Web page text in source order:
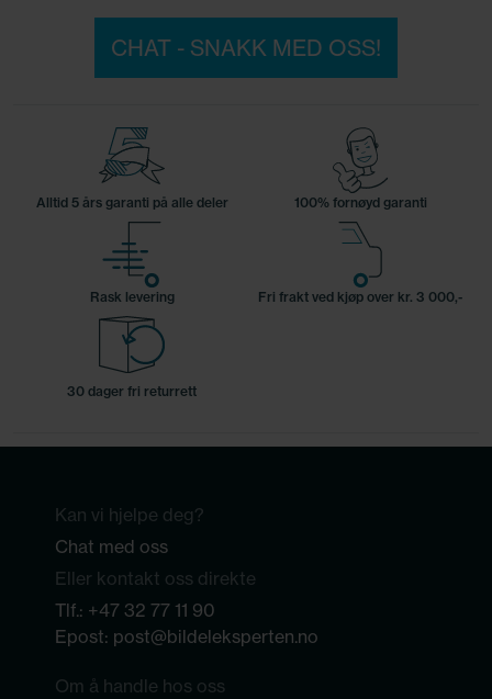
CHAT - SNAKK MED OSS!
Alltid 5 års garanti på alle deler 100% fornøyd garanti
Rask levering Fri frakt ved kjøp over kr. 3 000,-
30 dager fri returrett
Kan vi hjelpe deg?
Chat med oss
Eller kontakt oss direkte
Tlf.: +47 32 77 11 90
Epost: post@bildeleksperten.no
Om å handle hos oss